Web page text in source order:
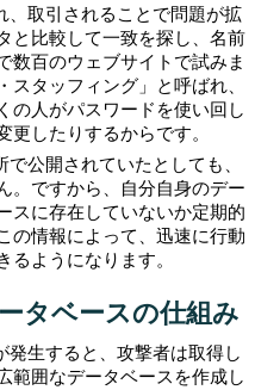
、取引されることで問題が拡
と比較して一致を探し、名前
数百のウェブサイトで試みま
タッフィング」と呼ばれ、
の人がパスワードを使い回し
更したりするからです。
公開されていたとしても、
。ですから、自分自身のデー
スに存在していないか定期的
の情報によって、迅速に行動
るようになります。
タベースの仕組み
発生すると、攻撃者は取得し
範囲なデータベースを作成し